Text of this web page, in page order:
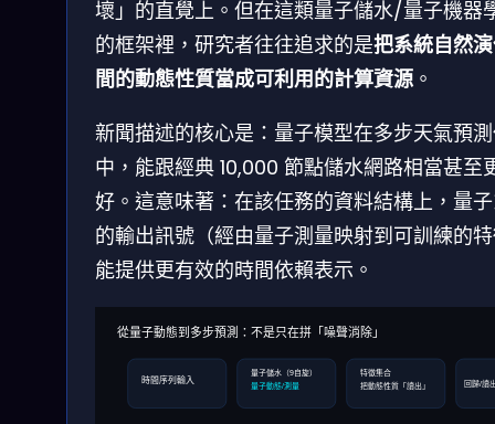
壞」的直覺上。但在這類量子儲水/量子機器
的框架裡，研究者往往追求的是把系統自然
間的動態性質當成可利用的計算資源 。
新聞描述的核心是：量子模型在多步天氣預
中，能跟經典 10,000 節點儲水網路相當甚至
好。這意味著：在該任務的資料結構上，量
的輸出訊號（經由量子測量映射到可訓練的
能提供更有效的時間依賴表示。
從量子動態到多步預測：不是只在拼「噪聲消除」
時間序列輸入
量子儲水（9自旋）
量子動態/測量
特徵集合
把動態性質「讀出」
回歸/讀